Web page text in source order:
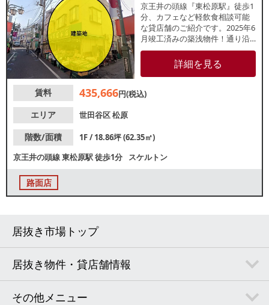
京王井の頭線『東松原駅』徒歩1
分、カフェなど軽飲食相談可能
な貸店舗のご紹介です。2025年6
月竣工済みの築浅物件！通り沿
いの視認性良好な1階路面店で、
内装デザイン自由なスケルトン
引き渡しです。並びでも人気飲
等、お気軽にお問合せくださ
詳細を見る
賃料 435,666円(税込)
エリア
世田谷区松原
階数/面積
1F / 18.86坪 (62.35㎡)
京王井の頭線東松原駅徒歩1分 スケルトン
路面店
居抜き市場トップ
居抜き物件・貸店舗情報
その他メニュー